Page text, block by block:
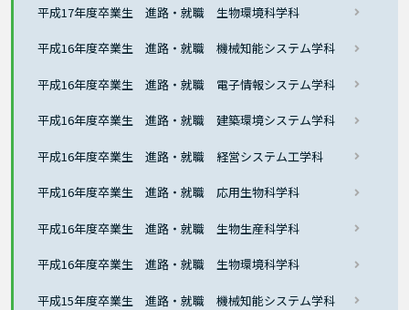
平成17年度卒業生 進路・就職 生物環境科学科
平成16年度卒業生 進路・就職 機械知能システム学科
平成16年度卒業生 進路・就職 電子情報システム学科
平成16年度卒業生 進路・就職 建築環境システム学科
平成16年度卒業生 進路・就職 経営システム工学科
平成16年度卒業生 進路・就職 応用生物科学科
平成16年度卒業生 進路・就職 生物生産科学科
平成16年度卒業生 進路・就職 生物環境科学科
平成15年度卒業生 進路・就職 機械知能システム学科